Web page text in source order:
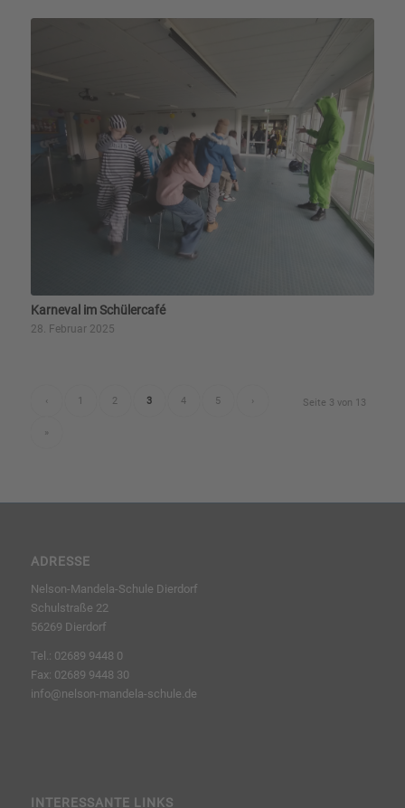
Karneval im Schülercafé
28. Februar 2025
Seite 3 von 13
‹ 1 2 3 4 5
ADRESSE
Nelson-Mandela-Schule Dierdorf
Schulstraße 22
56269 Dierdorf
Tel.: 02689 9448 0
Fax: 02689 9448 30
info@nelson-mandela-schule.de
INTERESSANTE LINKS